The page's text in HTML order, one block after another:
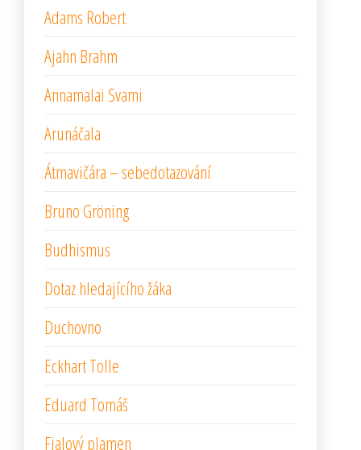
Adams Robert
Ajahn Brahm
Annamalai Svami
Arunáčala
Átmavičára – sebedotazování
Bruno Gröning
Budhismus
Dotaz hledajícího žáka
Duchovno
Eckhart Tolle
Eduard Tomáš
Fialový plamen